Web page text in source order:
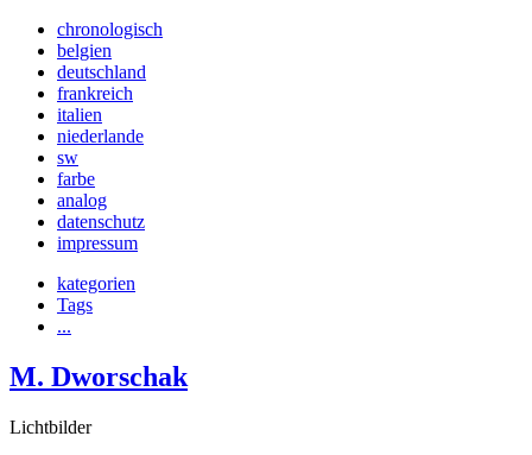
chronologisch
belgien
deutschland
frankreich
italien
niederlande
sw
farbe
analog
datenschutz
impressum
kategorien
Tags
...
M. Dworschak
Lichtbilder